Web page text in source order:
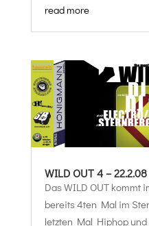
read more
WILD OUT 4 – 22.2.08
Das WILD OUT kommt
bereits 4ten Mal im
letzten Mal Hiphop